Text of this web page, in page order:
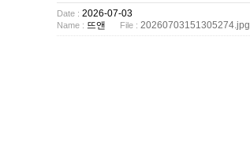
Date : 2026-07-03
Name : 뜨앤 File : 20260703151305274.jpg